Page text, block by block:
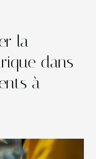
la
dans
à